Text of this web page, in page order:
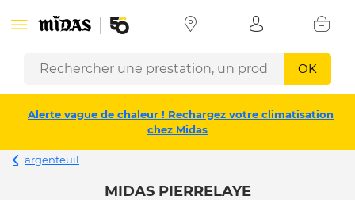
OK
Alerte vague de chaleur ! Rechargez votre climatisation
chez Midas
argenteuil
MIDAS PIERRELAYE